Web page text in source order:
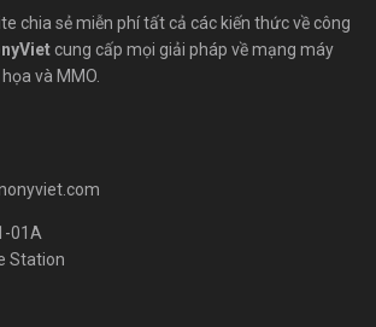
chia sẻ miễn phí tất cả các kiến thức về công
cung cấp mọi giải pháp về mạng máy
và MMO.
01A
Station